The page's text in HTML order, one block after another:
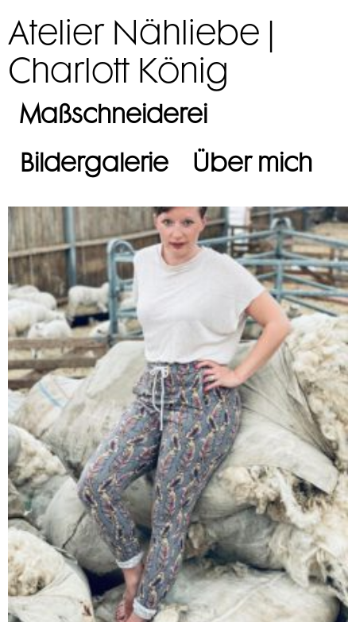
Atelier Nähliebe |
Charlott König
Maßschneiderei
Bildergalerie
Über mich